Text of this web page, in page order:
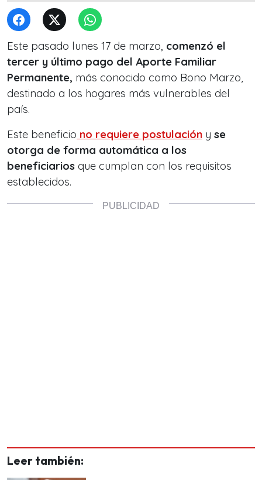
Este pasado lunes 17 de marzo, comenzó el
tercer y último pago del Aporte Familiar
Permanente, más conocido como Bono Marzo,
destinado a los hogares más vulnerables del
país.
Este beneficio no requiere postulación y se
otorga de forma automática a los
beneficiarios que cumplan con los requisitos
establecidos.
Leer también: